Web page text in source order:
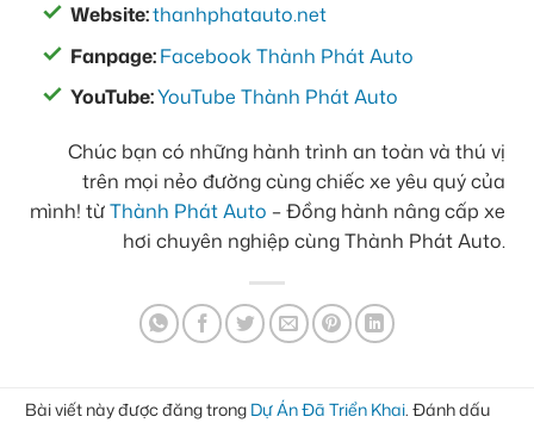
Website:thanhphatauto.net
Fanpage:Facebook Thành Phát Auto
YouTube:YouTube Thành Phát Auto
Chúc bạn có những hành trình an toàn và thú vị
trên mọi nẻo đường cùng chiếc xe yêu quý của
mình! từThành Phát Auto – Đồng hành nâng cấp xe
hơi chuyên nghiệp cùng Thành Phát Auto.
Bài viết này được đăng trong Dự Án Đã Triển Khai. Đánh dấu